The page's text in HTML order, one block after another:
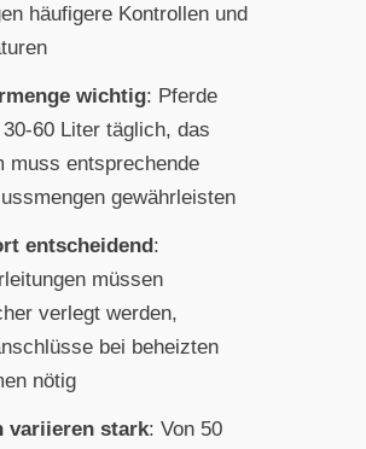
häufigere Kontrollen und
wichtig: Pferde
60 Liter täglich, das
muss entsprechende
gewährleisten
entscheidend:
müssen
verlegt werden,
bei beheizten
nötig
variieren stark: Von 50